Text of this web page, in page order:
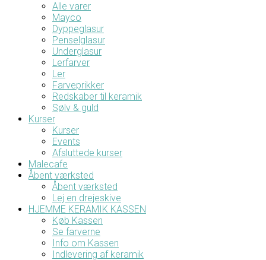
Alle varer
Mayco
Dyppeglasur
Penselglasur
Underglasur
Lerfarver
Ler
Farveprikker
Redskaber til keramik
Sølv & guld
Kurser
Kurser
Events
Afsluttede kurser
Malecafe
Åbent værksted
Åbent værksted
Lej en drejeskive
HJEMME KERAMIK KASSEN
Køb Kassen
Se farverne
Info om Kassen
Indlevering af keramik